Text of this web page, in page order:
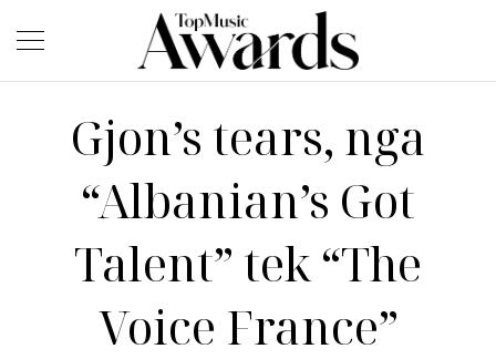
Gjon’s tears, nga
“Albanian’s Got
Talent” tek “The
Voice France”